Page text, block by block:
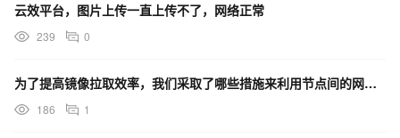
云效平台，图片上传一直上传不了，网络正常
239 0
为了提高镜像拉取效率，我们采取了哪些措施来利用节点间的网络带宽？
186 1